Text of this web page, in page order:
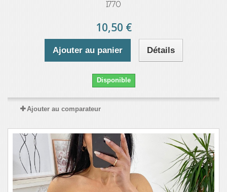
1770
10,50 €
Ajouter au panier Détails
Disponible
Ajouter au comparateur